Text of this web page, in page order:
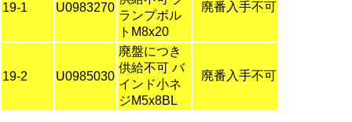
19-1 U0983270
ランプボル
トM8x20
廃番入手不可
19-2 U0985030
廃盤につき
供給不可 バ
インド小ネ
ジM5x8BL
廃番入手不可